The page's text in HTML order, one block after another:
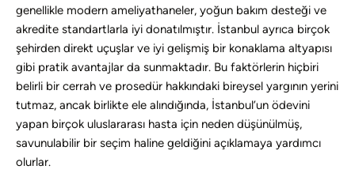
genellikle modern ameliyathaneler, yoğun bakım desteği ve
akredite standartlarla iyi donatılmıştır. İstanbul ayrıca birçok
şehirden direkt uçuşlar ve iyi gelişmiş bir konaklama altyapısı
gibi pratik avantajlar da sunmaktadır. Bu faktörlerin hiçbiri
belirli bir cerrah ve prosedür hakkındaki bireysel yargının yerini
tutmaz, ancak birlikte ele alındığında, İstanbul’un ödevini
yapan birçok uluslararası hasta için neden düşünülmüş,
savunulabilir bir seçim haline geldiğini açıklamaya yardımcı
olurlar.